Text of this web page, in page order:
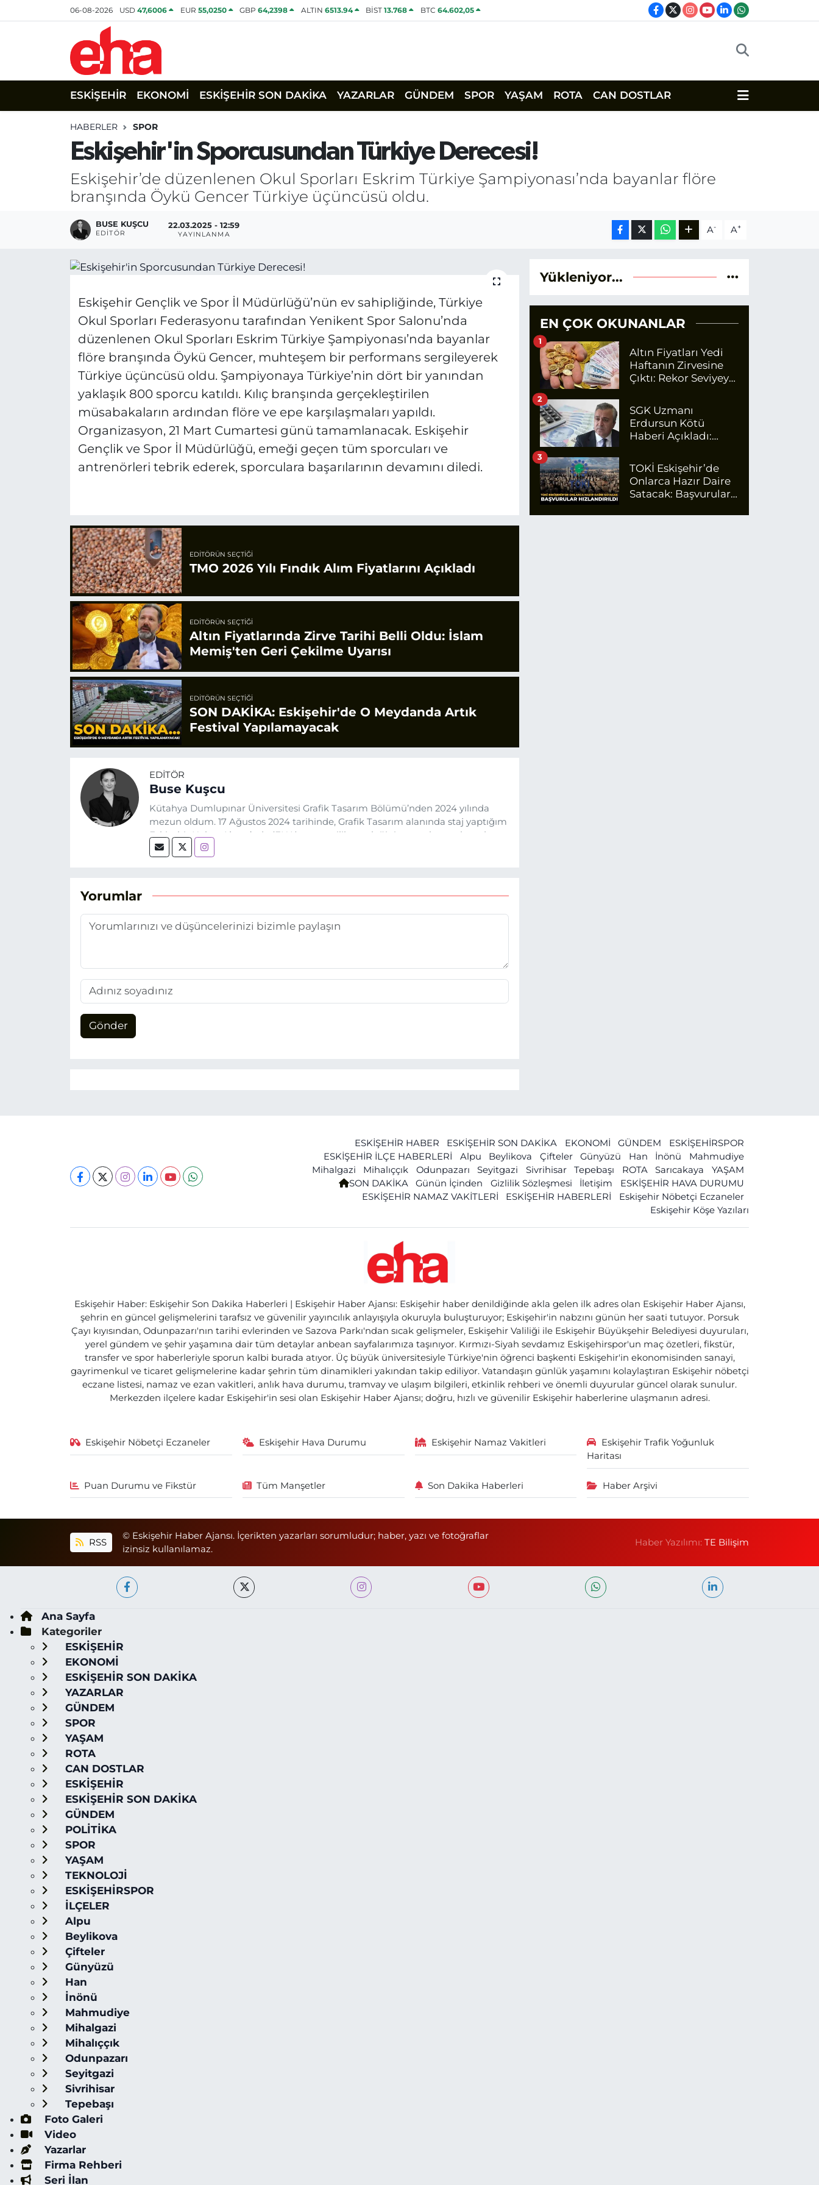
06-08-2026 USD47,6006 EUR 55,0250 GBP64,2398 ALTIN 6513.94 BİST13.768 BTC 64.602,05
ESKİŞEHİR EKONOMİ ESKİŞEHİR SON DAKİKA YAZARLAR GÜNDEM SPOR YAŞAM ROTA CAN DOSTLAR
HABERLER SPOR
Eskişehir'in Sporcusundan Türkiye Derecesi!
Eskişehir’de düzenlenen Okul Sporları Eskrim Türkiye Şampiyonası’nda bayanlar flöre
branşında Öykü Gencer Türkiye üçüncüsü oldu.
BUSE KUŞCU
EDITÖR
22.03.2025 - 12:59
YAYINLANMA A- A+
Eskişehir Gençlik ve Spor İl Müdürlüğü’nün ev sahipliğinde, Türkiye
Okul Sporları Federasyonu tarafından Yenikent Spor Salonu’nda
düzenlenen Okul Sporları Eskrim Türkiye Şampiyonası’nda bayanlar
flöre branşında Öykü Gencer, muhteşem bir performans sergileyerek
Türkiye üçüncüsü oldu. Şampiyonaya Türkiye’nin dört bir yanından
yaklaşık 800 sporcu katıldı. Kılıç branşında gerçekleştirilen
müsabakaların ardından flöre ve epe karşılaşmaları yapıldı.
Organizasyon, 21 Mart Cumartesi günü tamamlanacak. Eskişehir
Gençlik ve Spor İl Müdürlüğü, emeği geçen tüm sporcuları ve
antrenörleri tebrik ederek, sporculara başarılarının devamını diledi.
EDITÖRÜN SEÇTIĞI
TMO 2026 Yılı Fındık Alım Fiyatlarını Açıkladı
EDITÖRÜN SEÇTIĞI
Altın Fiyatlarında Zirve Tarihi Belli Oldu: İslam
Memiş'ten Geri Çekilme Uyarısı
EDITÖRÜN SEÇTIĞI
SON DAKİKA: Eskişehir'de O Meydanda Artık
Festival Yapılamayacak
EDITÖR
Buse Kuşcu
Kütahya Dumlupınar Üniversitesi Grafik Tasarım Bölümü’nden 2024 yılında
mezun oldum. 17 Ağustos 2024 tarihinde, Grafik Tasarım alanında staj yaptığım
Eskişehir Haber Ajansı’nda (EHA) gazetecilik mesleğinin temel unsurlarından
biri olan merak duygusunun etkisiyle basın sektörüne adım attım.
Yorumlar
Gönder
Yükleniyor...
EN ÇOK OKUNANLAR
Altın Fiyatları Yedi
Haftanın Zirvesine
Çıktı: Rekor Seviyeye
1
SGK Uzmanı
Erdursun Kötü
Haberi Açıkladı:
İçin Net Rakam
2
TOKİ Eskişehir’de
Onlarca Hazır Daire
Satacak: Başvurular
3
ESKİŞEHİR HABER ESKİŞEHİR SON DAKİKA EKONOMİ GÜNDEM
ESKİŞEHİRSPOR
ESKİŞEHİR İLÇE HABERLERİ
Alpu Beylikova Çifteler Günyüzü Han İnönü
Mahmudiye
Mihalgazi
Mihalıççık Odunpazarı Seyitgazi Sivrihisar Tepebaşı ROTA Sarıcakaya
YAŞAM
SON DAKİKA
Günün İçinden Gizlilik Sözleşmesi İletişim
ESKİŞEHİR HAVA DURUMU
ESKİŞEHİR NAMAZ VAKİTLERİ
ESKİŞEHİR HABERLERİ
Eskişehir Nöbetçi Eczaneler
Eskişehir Köşe Yazıları
Eskişehir Haber: Eskişehir Son Dakika Haberleri | Eskişehir Haber Ajansı: Eskişehir haber denildiğinde akla gelen ilk adres olan Eskişehir Haber Ajansı,
şehrin en güncel gelişmelerini tarafsız ve güvenilir yayıncılık anlayışıyla okuruyla buluşturuyor; Eskişehir'in nabzını günün her saati tutuyor. Porsuk
Çayı kıyısından, Odunpazarı'nın tarihi evlerinden ve Sazova Parkı'ndan sıcak gelişmeler, Eskişehir Valiliği ile Eskişehir Büyükşehir Belediyesi duyuruları,
yerel gündem ve şehir yaşamına dair tüm detaylar anbean sayfalarımıza taşınıyor. Kırmızı-Siyah sevdamız Eskişehirspor'un maç özetleri, fikstür,
transfer ve spor haberleriyle sporun kalbi burada atıyor. Üç büyük üniversitesiyle Türkiye'nin öğrenci başkenti Eskişehir'in ekonomisinden sanayi,
gayrimenkul ve ticaret gelişmelerine kadar şehrin tüm dinamikleri yakından takip ediliyor. Vatandaşın günlük yaşamını kolaylaştıran Eskişehir nöbetçi
eczane listesi, namaz ve ezan vakitleri, anlık hava durumu, tramvay ve ulaşım bilgileri, etkinlik rehberi ve önemli duyurular güncel olarak sunulur.
Merkezden ilçelere kadar Eskişehir'in sesi olan Eskişehir Haber Ajansı; doğru, hızlı ve güvenilir Eskişehir haberlerine ulaşmanın adresi.
Eskişehir Nöbetçi Eczaneler Eskişehir Hava Durumu Eskişehir Namaz Vakitleri
Eskişehir Trafik Yoğunluk
Haritası
Puan Durumu ve Fikstür Tüm Manşetler Son Dakika Haberleri Haber Arşivi
RSS
© Eskişehir Haber Ajansı. İçerikten yazarları sorumludur; haber, yazı ve fotoğraflar
izinsiz kullanılamaz.
Haber Yazılımı:TE Bilişim
Ana Sayfa
Kategoriler
ESKİŞEHİR
EKONOMİ
ESKİŞEHİR SON DAKİKA
YAZARLAR
GÜNDEM
SPOR
YAŞAM
ROTA
CAN DOSTLAR
ESKİŞEHİR
ESKİŞEHİR SON DAKİKA
GÜNDEM
POLİTİKA
SPOR
YAŞAM
TEKNOLOJİ
ESKİŞEHİRSPOR
İLÇELER
Alpu
Beylikova
Çifteler
Günyüzü
Han
İnönü
Mahmudiye
Mihalgazi
Mihalıççık
Odunpazarı
Seyitgazi
Sivrihisar
Tepebaşı
Foto Galeri
Video
Yazarlar
Firma Rehberi
Seri İlan